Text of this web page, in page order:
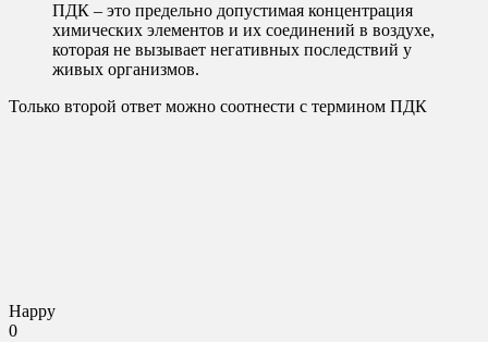
ПДК – это предельно допустимая концентрация
химических элементов и их соединений в воздухе,
которая не вызывает негативных последствий у
живых организмов.
Только второй ответ можно соотнести с термином ПДК
Happy
0